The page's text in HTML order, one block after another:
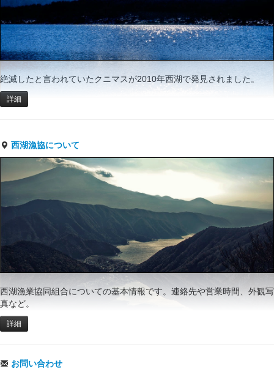
絶滅したと言われていたクニマスが2010年西湖で発見されました。
詳細
西湖漁協について
西湖漁業協同組合についての基本情報です。連絡先や営業時間、外観写
真など。
詳細
お問い合わせ